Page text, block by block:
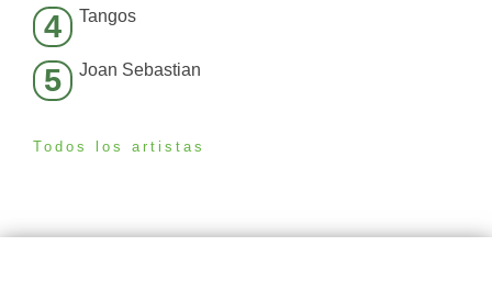
4 Tangos
5 Joan Sebastian
Todos los artistas